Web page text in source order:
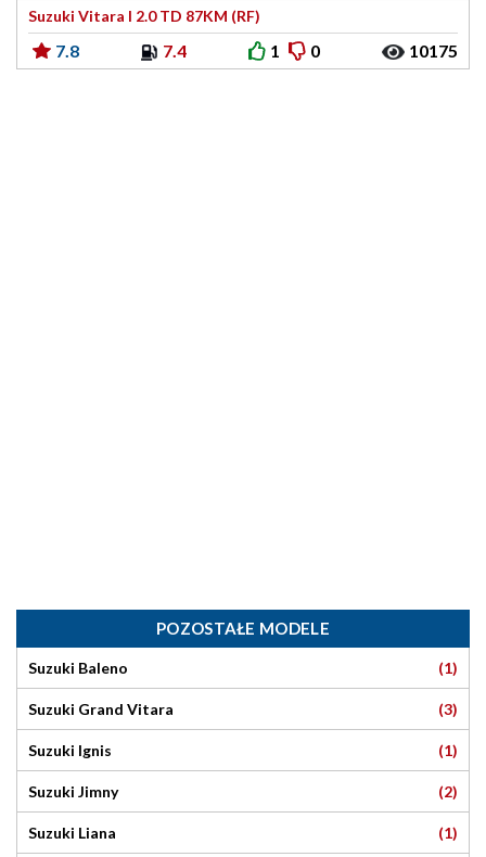
Suzuki Vitara I 2.0 TD 87KM (RF)
7.8 7.4 1 0 10175
POZOSTAŁE MODELE
Suzuki Baleno (1)
Suzuki Grand Vitara (3)
Suzuki Ignis (1)
Suzuki Jimny (2)
Suzuki Liana (1)